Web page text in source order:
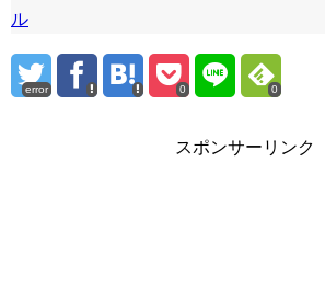
ル
error 0 0
スポンサーリンク